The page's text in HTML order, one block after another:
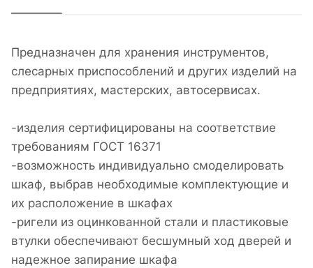
Предназначен для хранения инструментов,
слесарных приспособлений и других изделий на
предприятиях, мастерских, автосервисах.
-изделия сертифицированы на соответствие
требованиям ГОСТ 16371
-возможность индивидуально смоделировать
шкаф, выбрав необходимые комплектующие и
их расположение в шкафах
-ригели из оцинкованной стали и пластиковые
втулки обеспечивают бесшумный ход дверей и
надежное запирание шкафа